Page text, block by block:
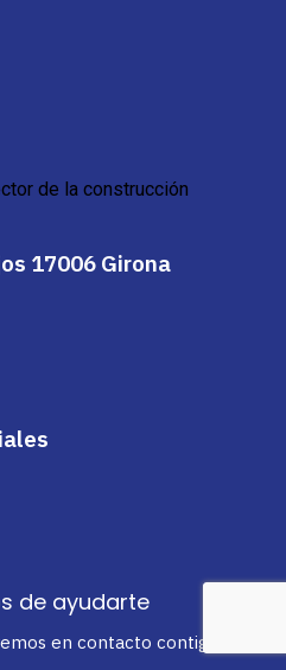
de la construcción
17006 Girona
de ayudarte
en contacto contigo en